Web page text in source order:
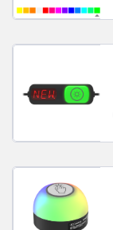
Software di
Software
Sensori con IO-